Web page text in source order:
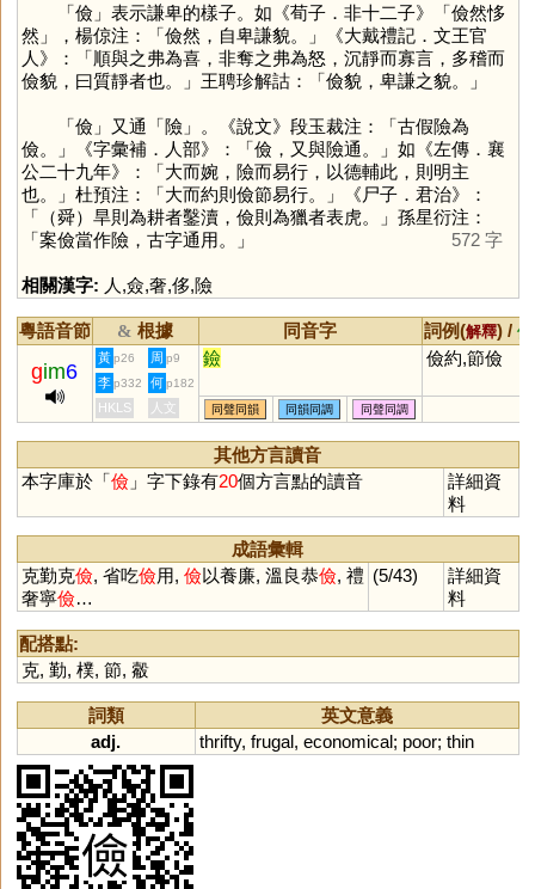
「儉」表示謙卑的樣子。如《荀子．非十二子》「儉然恀
然」，楊倞注：「儉然，自卑謙貌。」《大戴禮記．文王官
人》：「順與之弗為喜，非奪之弗為怒，沉靜而寡言，多稽而
儉貌，曰質靜者也。」王聘珍解詁：「儉貌，卑謙之貌。」
「儉」又通「險」。《說文》段玉裁注：「古假險為
儉。」《字彙補．人部》：「儉，又與險通。」如《左傳．襄
公二十九年》：「大而婉，險而易行，以德輔此，則明主
也。」杜預注：「大而約則儉節易行。」《尸子．君治》：
「（舜）旱則為耕者鑿瀆，儉則為獵者表虎。」孫星衍注：
「案儉當作險，古字通用。」
572 字
相關漢字: 人,僉,奢,侈,險
粵語音節 & 根據 同音字 詞例(解釋) /
gim6
黃 p26 周 p9 鐱 儉約,節儉
李 p332 何 p182
HKLS 人文 同聲同韻 同韻同調 同聲同調
其他方言讀音
本字庫於「儉」字下錄有20個方言點的讀音
詳細資
料
成語彙輯
克勤克儉, 省吃儉用, 儉以養廉, 溫良恭儉, 禮
奢寧儉…
(5/43)
詳細資
料
配搭點:
克, 勤, 樸, 節, 觳
詞類
英文意義
adj.
thrifty, frugal, economical; poor; thin